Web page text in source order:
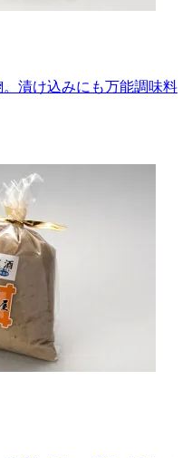
漬け込みにも万能調味料